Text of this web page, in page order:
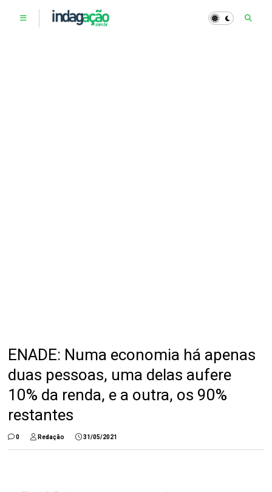
ENADE: Numa economia há apenas
duas pessoas, uma delas aufere
10% da renda, e a outra, os 90%
restantes
0 Redação 31/05/2021